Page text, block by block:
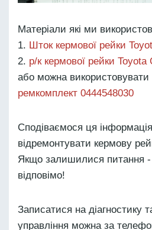
Матеріали які ми
Шток кермової рейки
р/к кермової рейки
або можна використовувати
ремкомплект 0444548030
Сподіваємося ця
відремонтувати кермову
Якщо залишилися питання -
відповімо!
Записатися на діагностику
управління можна за